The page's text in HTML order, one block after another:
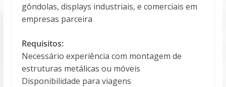
gôndolas, displays industriais, e comerciais em
empresas parceira
Requisitos:
Necessário experiência com montagem de
estruturas metálicas ou móveis
Disponibilidade para viagens